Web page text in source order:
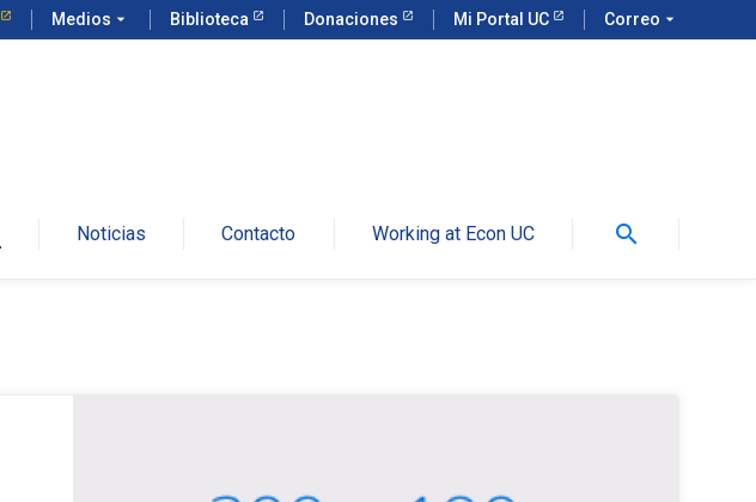
Medios arrow_drop_down Biblioteca Donaciones Mi Portal UC Correo arrow_drop_down
Noticias Contacto Working at Econ UC search